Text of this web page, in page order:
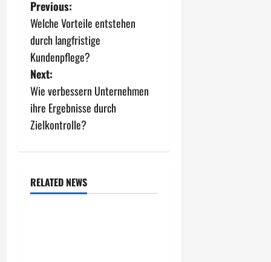
P
o
s
t
n
a
i
Previous:
Welche Vorteile entstehen
durch langfristige
Kundenpflege?
Next:
Wie verbessern Unternehmen
ihre Ergebnisse durch
Zielkontrolle?
RELATED NEWS
Allgemeiner Artikel